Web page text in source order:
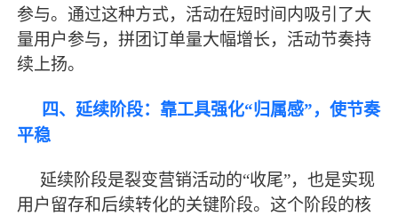
参与。通过这种方式，活动在短时间内吸引了大
量用户参与，拼团订单量大幅增长，活动节奏持
续上扬。
四、延续阶段：靠工具强化“归属感”，使节奏
平稳
延续阶段是裂变营销活动的“收尾”，也是实现
用户留存和后续转化的关键阶段。这个阶段的核